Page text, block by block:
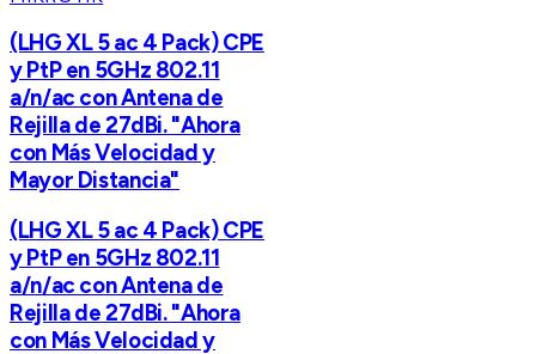
(LHG XL 5 ac 4 Pack) CPE
y PtP en 5GHz 802.11
a/n/ac con Antena de
Rejilla de 27dBi. "Ahora
con Más Velocidad y
Mayor Distancia"
(LHG XL 5 ac 4 Pack) CPE
y PtP en 5GHz 802.11
a/n/ac con Antena de
Rejilla de 27dBi. "Ahora
con Más Velocidad y